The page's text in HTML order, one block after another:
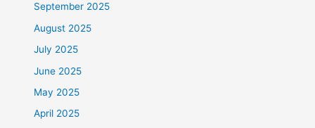
September 2025
August 2025
July 2025
June 2025
May 2025
April 2025